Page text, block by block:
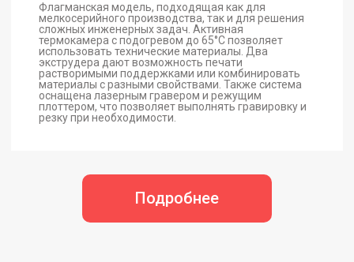
Флагманская модель, подходящая как для
мелкосерийного производства, так и для решения
сложных инженерных задач. Активная
термокамера с подогревом до 65°С позволяет
использовать технические материалы. Два
экструдера дают возможность печати
растворимыми поддержками или комбинировать
материалы с разными свойствами. Также система
оснащена лазерным гравером и режущим
плоттером, что позволяет выполнять гравировку и
резку при необходимости.
Подробнее